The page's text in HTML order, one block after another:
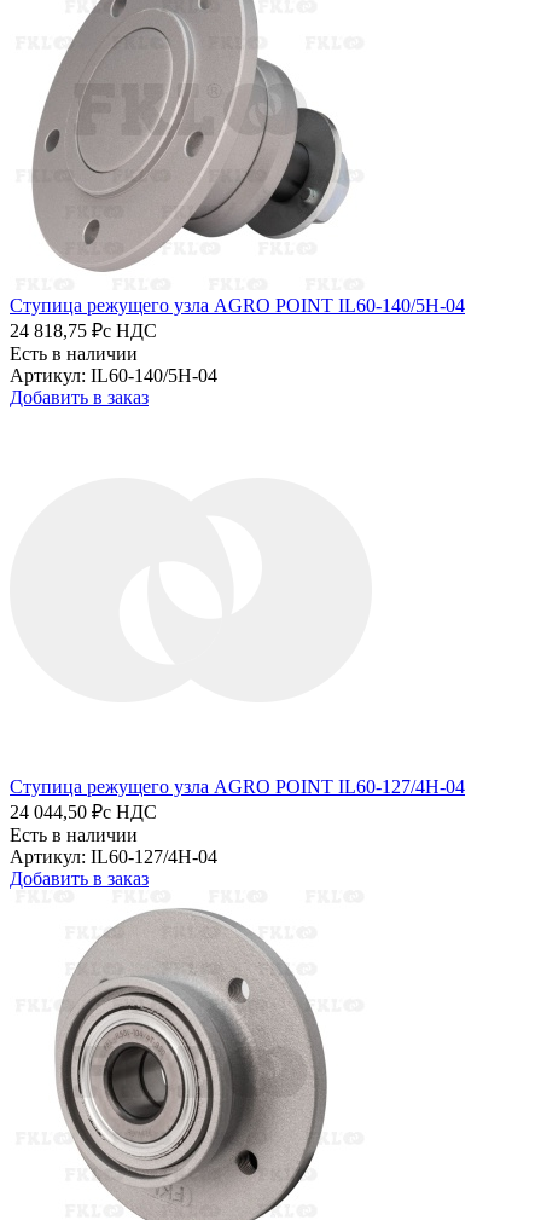
Ступица режущего узла AGRO POINT IL60-140/5H-04
24 818,75 ₽с НДС
Есть в наличии
Артикул: IL60-140/5H-04
Добавить в заказ
Ступица режущего узла AGRO POINT IL60-127/4H-04
24 044,50 ₽с НДС
Есть в наличии
Артикул: IL60-127/4H-04
Добавить в заказ